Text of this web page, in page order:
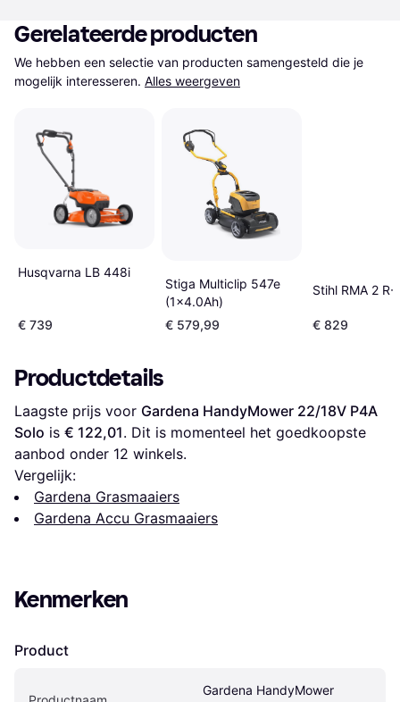
Gerelateerde producten
We hebben een selectie van producten samengesteld die je
mogelijk interesseren. Alles weergeven
Husqvarna LB 448i
€ 739
Stiga Multiclip 547e
(1x4.0Ah)
€ 579,99
Stihl RMA 2 R-
€ 829
Productdetails
Laagste prijs voor Gardena HandyMower 22/18V P4A
Solo is € 122,01. Dit is momenteel het goedkoopste
aanbod onder 12 winkels.
Vergelijk:
Gardena Grasmaaiers
Gardena Accu Grasmaaiers
Kenmerken
Product
Gardena HandyMower